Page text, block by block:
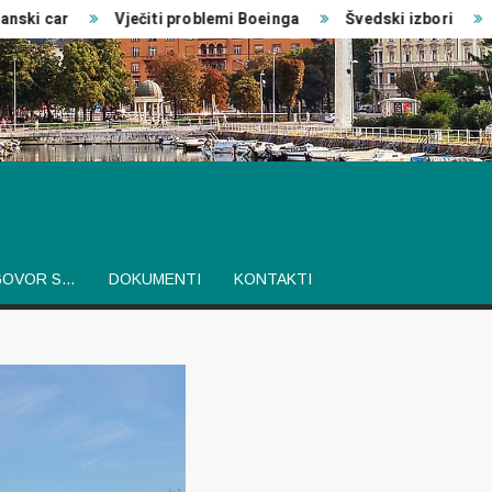
car Vječiti problemi Boeinga Švedski izbori
S… DOKUMENTI KONTAKTI